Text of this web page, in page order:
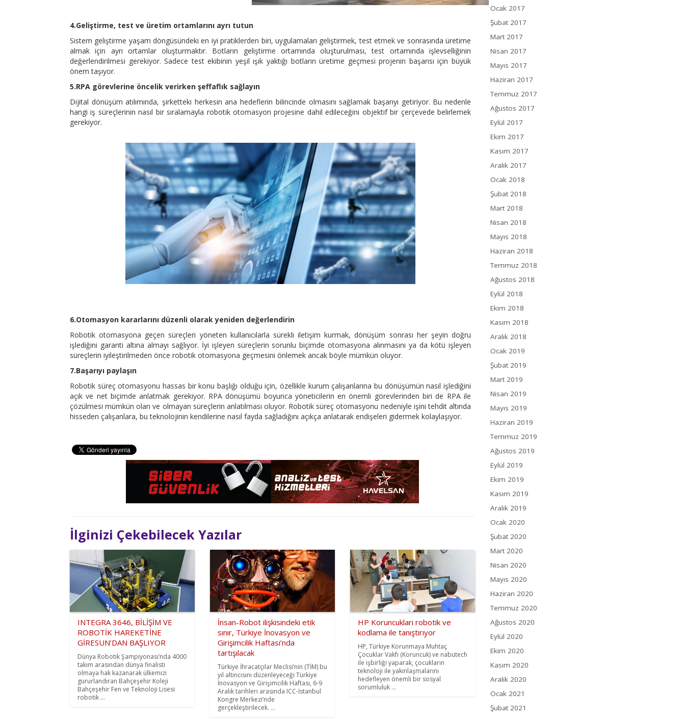
4.Geliştirme, test ve üretim ortamlarını ayrı tutun
Sistem geliştirme yaşam döngüsündeki en iyi pratiklerden biri, uygulamaları geliştirmek, test etmek ve sonrasında üretime
almak için ayrı ortamlar oluşturmaktır. Botların geliştirme ortamında oluşturulması, test ortamında işlevselliğinin
değerlendirilmesi gerekiyor. Sadece test ekibinin yeşil ışık yaktığı botların üretime geçmesi projenin başarısı için büyük
önem taşıyor.
5.RPA görevlerine öncelik verirken şeffaflık sağlayın
Dijital dönüşüm atılımında, şirketteki herkesin ana hedeflerin bilincinde olmasını sağlamak başarıyı getiriyor. Bu nedenle
hangi iş süreçlerinin nasıl bir sıralamayla robotik otomasyon projesine dahil edileceğini objektif bir çerçevede belirlemek
gerekiyor.
6.Otomasyon kararlarını düzenli olarak yeniden değerlendirin
Robotik otomasyona geçen süreçleri yöneten kullanıcılarla sürekli iletişim kurmak, dönüşüm sonrası her şeyin doğru
işlediğini garanti altına almayı sağlıyor. İyi işleyen süreçlerin sorunlu biçimde otomasyona alınmasını ya da kötü işleyen
süreçlerin iyileştirilmeden önce robotik otomasyona geçmesini önlemek ancak böyle mümkün oluyor.
7.Başarıyı paylaşın
Robotik süreç otomasyonu hassas bir konu başlığı olduğu için, özellikle kurum çalışanlarına bu dönüşümün nasıl işlediğini
açık ve net biçimde anlatmak gerekiyor. RPA dönüşümü boyunca yöneticilerin en önemli görevlerinden biri de RPA ile
çözülmesi mümkün olan ve olmayan süreçlerin anlatılması oluyor. Robotik süreç otomasyonu nedeniyle işini tehdit altında
hisseden çalışanlara, bu teknolojinin kendilerine nasıl fayda sağladığını açıkça anlatarak endişeleri gidermek kolaylaşıyor.
İlginizi Çekebilecek Yazılar
INTEGRA 3646, BİLİŞİM VE
ROBOTİK HAREKETİNE
GİRESUN’DAN BAŞLIYOR
Dünya Robotik Şampiyonası’nda 4000
takım arasından dünya finalisti
olmaya hak kazanarak ülkemizi
gururlandıran Bahçeşehir Koleji
Bahçeşehir Fen ve Teknoloji Lisesi
robotik ...
İnsan-Robot ilişkisindeki etik
sınır, Türkiye İnovasyon ve
Girişimcilik Haftası’nda
tartışılacak
Türkiye İhracatçılar Meclisi’nin (TİM) bu
yıl altıncısını düzenleyeceği Türkiye
İnovasyon ve Girişimcilik Haftası, 6-9
Aralık tarihleri arasında ICC-İstanbul
Kongre Merkezi’nde
gerçekleştirilecek. ...
HP Koruncukları robotik ve
kodlama ile tanıştırıyor
HP, Türkiye Korunmaya Muhtaç
Çocuklar Vakfı (Koruncuk) ve nabutech
ile işbirliği yaparak, çocukların
teknoloji ile yakınlaşmalarını
hedefleyen önemli bir sosyal
sorumluluk ...
Ocak 2017
Şubat 2017
Mart 2017
Nisan 2017
Mayıs 2017
Haziran 2017
Temmuz 2017
Ağustos 2017
Eylül 2017
Ekim 2017
Kasım 2017
Aralık 2017
Ocak 2018
Şubat 2018
Mart 2018
Nisan 2018
Mayıs 2018
Haziran 2018
Temmuz 2018
Ağustos 2018
Eylül 2018
Ekim 2018
Kasım 2018
Aralık 2018
Ocak 2019
Şubat 2019
Mart 2019
Nisan 2019
Mayıs 2019
Haziran 2019
Temmuz 2019
Ağustos 2019
Eylül 2019
Ekim 2019
Kasım 2019
Aralık 2019
Ocak 2020
Şubat 2020
Mart 2020
Nisan 2020
Mayıs 2020
Haziran 2020
Temmuz 2020
Ağustos 2020
Eylül 2020
Ekim 2020
Kasım 2020
Aralık 2020
Ocak 2021
Şubat 2021